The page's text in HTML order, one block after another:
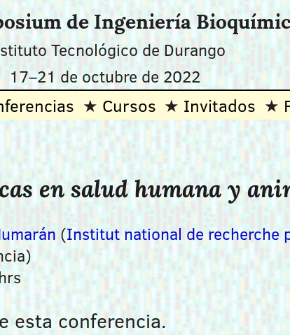
de Ingeniería
Tecnológico de Durango
17–21 de octubre de 2022
Cursos Invitados
en salud humana y
(Institut national de recherche
esta conferencia.